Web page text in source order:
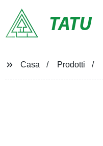
TATU
Casa Prodotti